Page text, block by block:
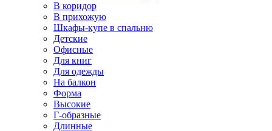
В коридор
В прихожую
Шкафы-купе в спальню
Детские
Офисные
Для книг
Для одежды
На балкон
Форма
Высокие
Г-образные
Длинные